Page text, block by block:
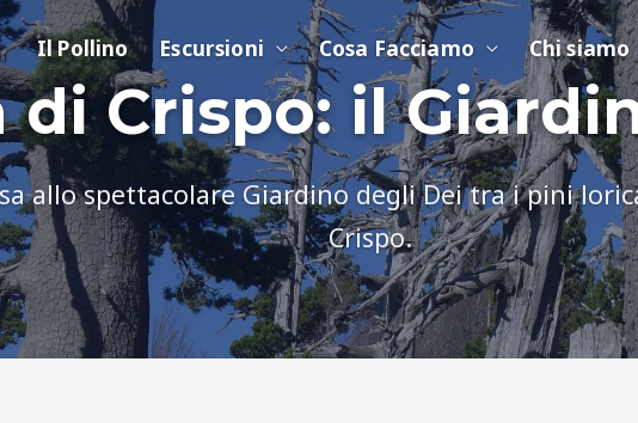
Il Pollino Escursioni Cosa Facciamo Chi siamo
di Crispo: il
allo spettacolare Giardino degli Dei tra i pini
Crispo.